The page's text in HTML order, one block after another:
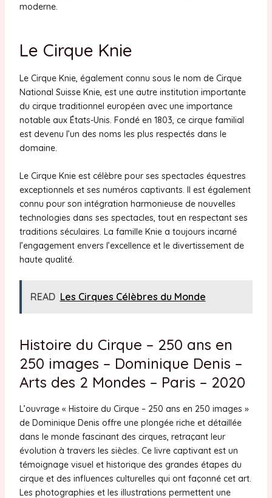
moderne.
Le Cirque Knie
Le Cirque Knie, également connu sous le nom de Cirque
National Suisse Knie, est une autre institution importante
du cirque traditionnel européen avec une importance
notable aux États-Unis. Fondé en 1803, ce cirque familial
est devenu l’un des noms les plus respectés dans le
domaine.
Le Cirque Knie est célèbre pour ses spectacles équestres
exceptionnels et ses numéros captivants. Il est également
connu pour son intégration harmonieuse de nouvelles
technologies dans ses spectacles, tout en respectant ses
traditions séculaires. La famille Knie a toujours incarné
l’engagement envers l’excellence et le divertissement de
haute qualité.
READ Les Cirques Célèbres du Monde
Histoire du Cirque – 250 ans en
250 images – Dominique Denis –
Arts des 2 Mondes – Paris – 2020
L’ouvrage « Histoire du Cirque – 250 ans en 250 images »
de Dominique Denis offre une plongée riche et détaillée
dans le monde fascinant des cirques, retraçant leur
évolution à travers les siècles. Ce livre captivant est un
témoignage visuel et historique des grandes étapes du
cirque et des influences culturelles qui ont façonné cet art.
Les photographies et les illustrations permettent une